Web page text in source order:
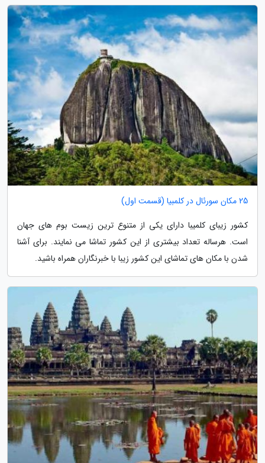
25 مکان سورئال در کلمبیا (قسمت اول)
کشور زیبای کلمیبا دارای یکی از متنوع ترین زیست بوم های جهان
است. هرساله تعداد بیشتری از این کشور تماشا می نمایند. برای آشنا
شدن با مکان های تماشای این کشور زیبا با خبرنگاران همراه باشید.